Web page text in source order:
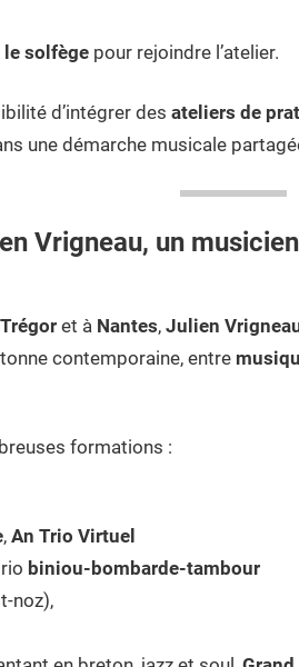
le solfège pour rejoindre l’atelier.
d’intégrer des ateliers de
une démarche musicale
Vrigneau, un
Trégor et à Nantes, Julien
contemporaine, entre
formations :
,An Trio Virtuel
biniou-bombarde-tambour
noz),